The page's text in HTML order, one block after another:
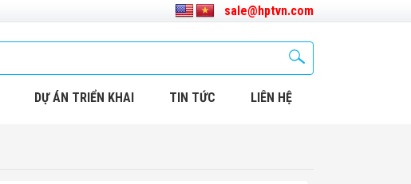
sale@hptvn.com
DỰ ÁN TRIỂN KHAI TIN TỨC LIÊN HỆ